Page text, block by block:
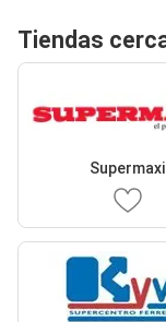
Tiendas
Supermaxi